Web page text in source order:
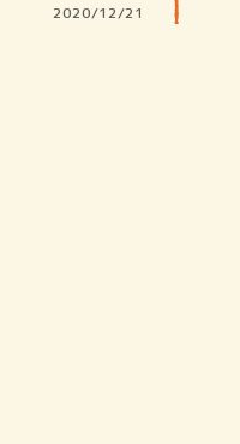
2020/12/21